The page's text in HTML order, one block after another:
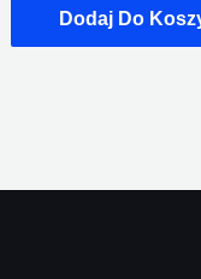
Dodaj Do